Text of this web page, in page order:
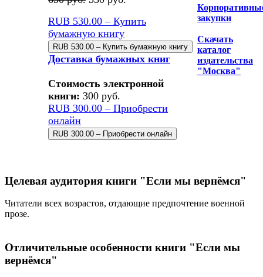
RUB 530.00 – Купить
бумажную книгу
Доставка бумажных книг
Стоимость электронной
книги: 300 руб.
RUB 300.00 – Приобрести
онлайн
закупки
Скачать
каталог
издательства
"Москва"
Целевая аудитория книги "Если мы вернёмся"
Читатели всех возрастов, отдающие предпочтение военной
прозе.
Отличительные особенности книги "Если мы
вернёмся"